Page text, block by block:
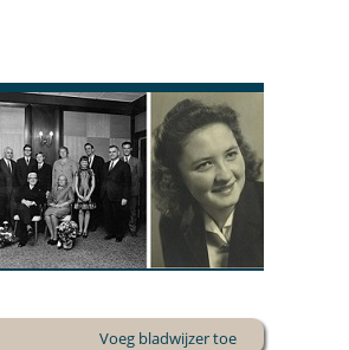
Voeg bladwijzer toe